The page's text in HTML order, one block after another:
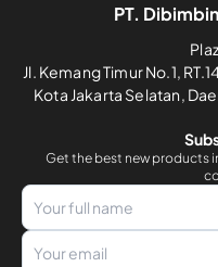
PT.
Jl. Kemang Timur No.1,
Kota Jakarta Selatan,
Get the best new products